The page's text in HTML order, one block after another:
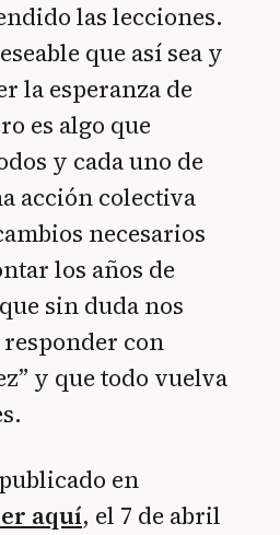
las lecciones.
que así sea y
la esperanza de
es algo que
y cada uno de
acción colectiva
necesarios
los años de
sin duda nos
responder con
y que todo vuelva
en
aquí, el 7 de abril